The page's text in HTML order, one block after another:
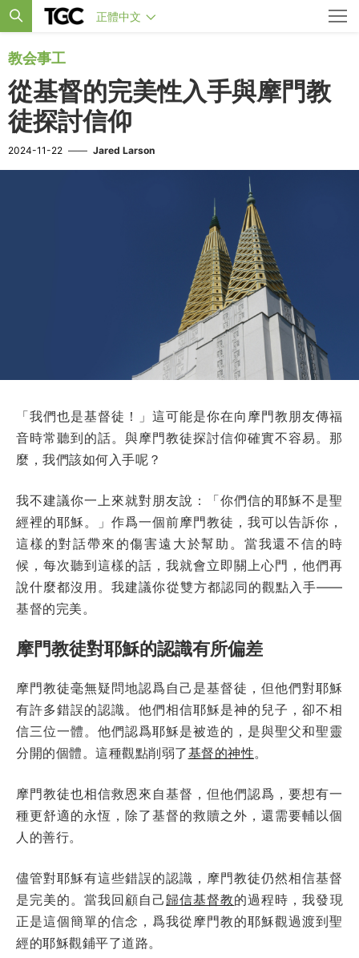
正體中文
教会事工
從基督的完美性入手與摩門教
徒探討信仰
2024-11-22 —— Jared Larson
「我們也是基督徒！」這可能是你在向摩門教朋友傳福
音時常聽到的話。與摩門教徒探討信仰確實不容易。那
麼，我們該如何入手呢？
我不建議你一上來就對朋友說：「你們信的耶穌不是聖
經裡的耶穌。」作爲一個前摩門教徒，我可以告訴你，
這樣的對話帶來的傷害遠大於幫助。當我還不信的時
候，每次聽到這樣的話，我就會立即關上心門，他們再
說什麼都沒用。我建議你從雙方都認同的觀點入手——
基督的完美。
摩門教徒對耶穌的認識有所偏差
摩門教徒毫無疑問地認爲自己是基督徒，但他們對耶穌
有許多錯誤的認識。他們相信耶穌是神的兒子，卻不相
信三位一體。他們認爲耶穌是被造的，是與聖父和聖靈
分開的個體。這種觀點削弱了基督的神性。
摩門教徒也相信救恩來自基督，但他們認爲，要想有一
種更舒適的永恆，除了基督的救贖之外，還需要輔以個
人的善行。
儘管對耶穌有這些錯誤的認識，摩門教徒仍然相信基督
是完美的。當我回顧自己 歸信基督教的過程時，我發現
正是這個簡單的信念，爲我從摩門教的耶穌觀過渡到聖
經的耶穌觀鋪平了道路。